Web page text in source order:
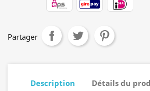
Partager
Description Détails du